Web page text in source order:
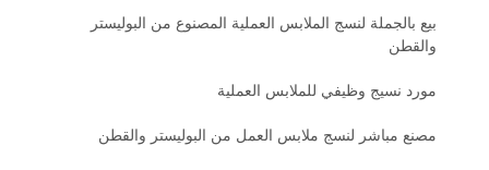
بيع بالجملة لنسج الملابس العملية المصنوع من البوليستر
والقطن
مورد نسيج وظيفي للملابس العملية
مصنع مباشر لنسج ملابس العمل من البوليستر والقطن